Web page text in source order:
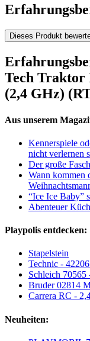
Dieses Produkt
Tech Traktor
(2,4 GHz)
Aus unserem
Kennerspiele
nicht verlernen
Der große
Wann kommen
“Ice Ice Baby”
Abenteuer
Playpolis entdecken:
Stapelstein
Technic -
Schleich 70565
Bruder 02814
Carrera RC -
Neuheiten: